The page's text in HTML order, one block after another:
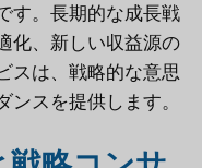
す。長期的な成長戦
化、新しい収益源の
スは、戦略的な意思
スを提供します。